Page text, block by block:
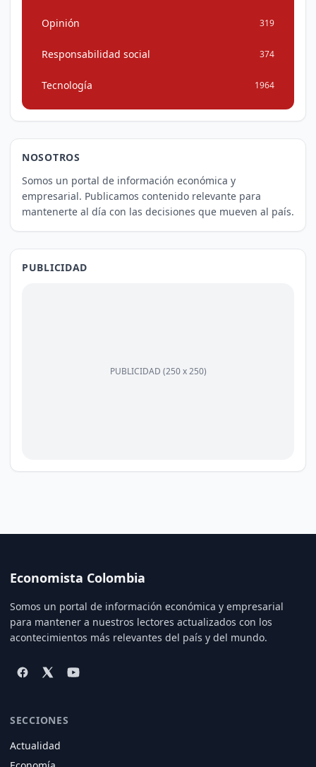
Opinión 319
Responsabilidad social 374
Tecnología 1964
NOSOTROS
Somos un portal de información económica y
empresarial. Publicamos contenido relevante para
mantenerte al día con las decisiones que mueven al país.
PUBLICIDAD
PUBLICIDAD (250 x 250)
Economista Colombia
Somos un portal de información económica y empresarial
para mantener a nuestros lectores actualizados con los
acontecimientos más relevantes del país y del mundo.
SECCIONES
Actualidad